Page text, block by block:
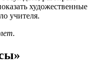
художественные
учителя.